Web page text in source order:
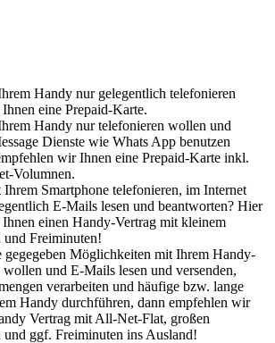
Handy nur gelegentlich telefonieren
eine Prepaid-Karte.
Handy nur telefonieren wollen und
Dienste wie Whats App benutzen
wir Ihnen eine Prepaid-Karte inkl.
Volumnen.
Smartphone telefonieren, im Internet
E-Mails lesen und beantworten? Hier
einen Handy-Vertrag mit kleinem
und Freiminuten!
gegegeben Möglichkeiten mit Ihrem Handy-
wollen und E-Mails lesen und versenden,
verarbeiten und häufige bzw. lange
Handy durchführen, dann empfehlen wir
Vertrag mit All-Net-Flat, großen
und ggf. Freiminuten ins Ausland!